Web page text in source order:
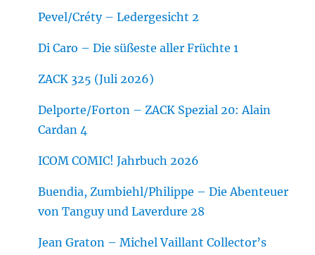
Pevel/Créty – Ledergesicht 2
Di Caro – Die süßeste aller Früchte 1
ZACK 325 (Juli 2026)
Delporte/Forton – ZACK Spezial 20: Alain
Cardan 4
ICOM COMIC! Jahrbuch 2026
Buendia, Zumbiehl/Philippe – Die Abenteuer
von Tanguy und Laverdure 28
Jean Graton – Michel Vaillant Collector’s